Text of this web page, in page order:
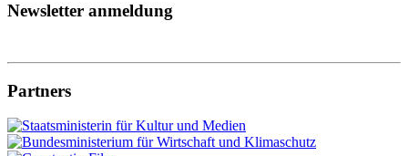
Newsletter anmeldung
Partners